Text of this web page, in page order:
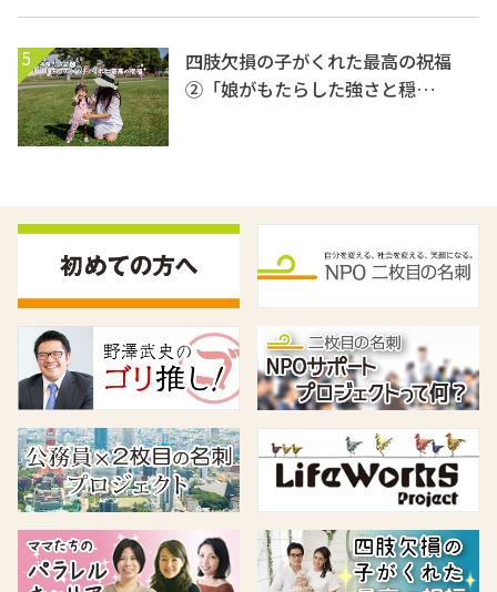
5
四肢欠損の子がくれた最高の祝福
②「娘がもたらした強さと穏…